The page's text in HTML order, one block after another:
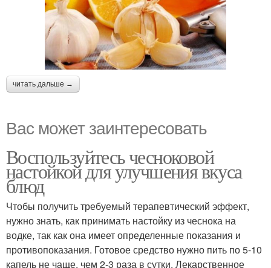
читать дальше →
Вас может заинтересовать
Воспользуйтесь чесноковой
настойкой для улучшения вкуса
блюд
Чтобы получить требуемый терапевтический эффект,
нужно знать, как принимать настойку из чеснока на
водке, так как она имеет определенные показания и
противопоказания. Готовое средство нужно пить по 5-10
капель не чаще, чем 2-3 раза в сутки. Лекарственное